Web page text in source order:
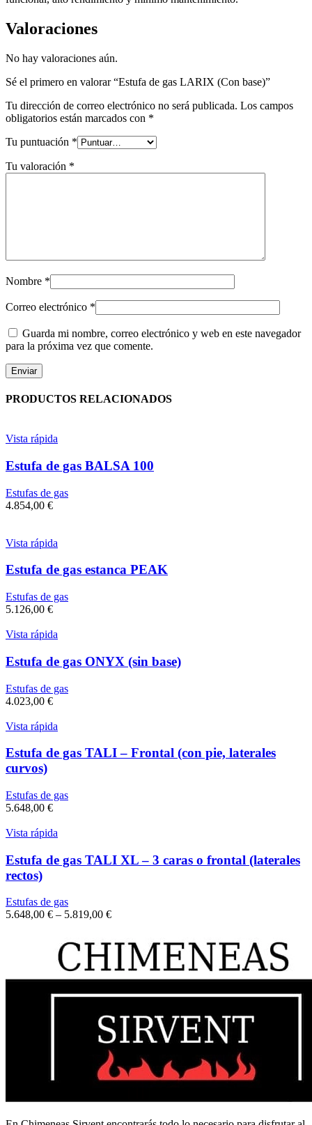
Valoraciones
No hay valoraciones aún.
Sé el primero en valorar “Estufa de gas LARIX (Con base)”
Tu dirección de correo electrónico no será publicada. Los campos
obligatorios están marcados con *
Tu puntuación *
Tu valoración *
Nombre *
Correo electrónico *
Guarda mi nombre, correo electrónico y web en este navegador
para la próxima vez que comente.
PRODUCTOS RELACIONADOS
Vista rápida
Estufa de gas BALSA 100
Estufas de gas
4.854,00 €
Vista rápida
Estufa de gas estanca PEAK
Estufas de gas
5.126,00 €
Vista rápida
Estufa de gas ONYX (sin base)
Estufas de gas
4.023,00 €
Vista rápida
Estufa de gas TALI – Frontal (con pie, laterales
curvos)
Estufas de gas
5.648,00 €
Vista rápida
Estufa de gas TALI XL – 3 caras o frontal (laterales
rectos)
Estufas de gas
5.648,00 € – 5.819,00 €